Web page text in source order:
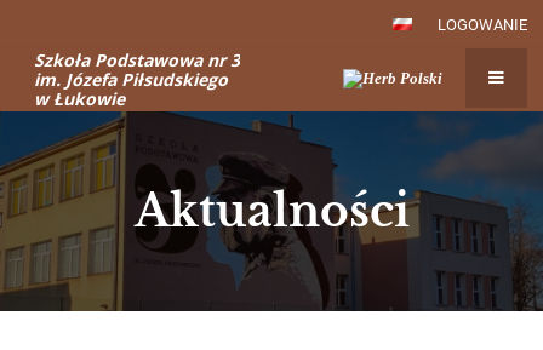
LOGOWANIE
Szkoła Podstawowa nr 3
im. Józefa Piłsudskiego
w Łukowie
Aktualności